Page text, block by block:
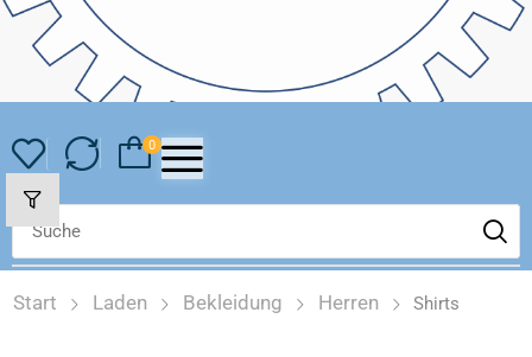
0
Start Laden Bekleidung Herren Shirts